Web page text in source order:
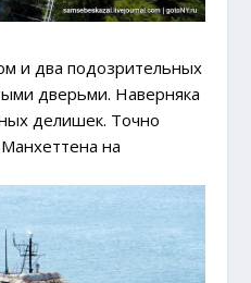
и два подозрительных
дверьми. Наверняка
делишек. Точно
на